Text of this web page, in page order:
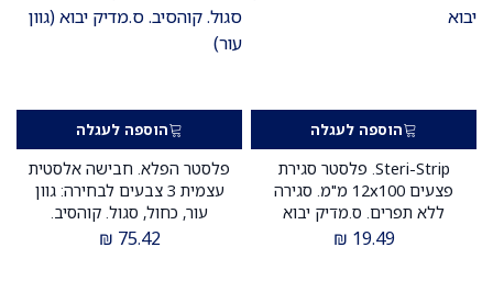
הוספה לעגלה
Steri-Strip. פלסטר סגירת
פצעים 12x100 מ"מ. סגירה
ללא תפרים. ס.מדיק יבוא
19.49
₪
הוספה לעגלה
פלסטר הפלא. חבישה אלסטית
עצמית 3 צבעים לבחירה: גוון
עור, כחול, סגול. קוהסיב.
ס.מדיק יבוא
75.42
₪